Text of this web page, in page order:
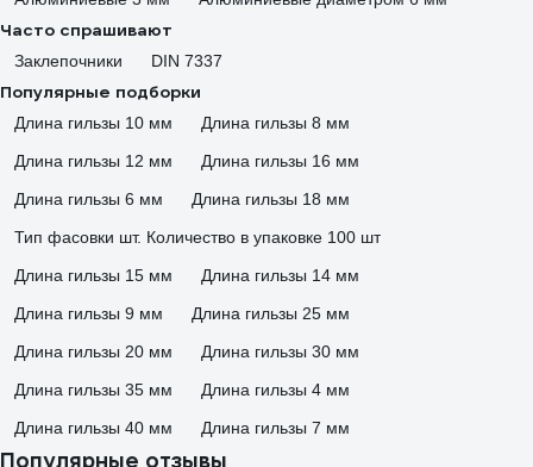
Часто спрашивают
Заклепочники DIN 7337
Популярные подборки
Длина гильзы 10 мм
Длина гильзы 8 мм
Длина гильзы 12 мм
Длина гильзы 16 мм
Длина гильзы 6 мм
Длина гильзы 18 мм
Тип фасовки шт. Количество в упаковке 100 шт
Длина гильзы 15 мм
Длина гильзы 14 мм
Длина гильзы 9 мм
Длина гильзы 25 мм
Длина гильзы 20 мм
Длина гильзы 30 мм
Длина гильзы 35 мм
Длина гильзы 4 мм
Длина гильзы 40 мм
Длина гильзы 7 мм
Популярные отзывы